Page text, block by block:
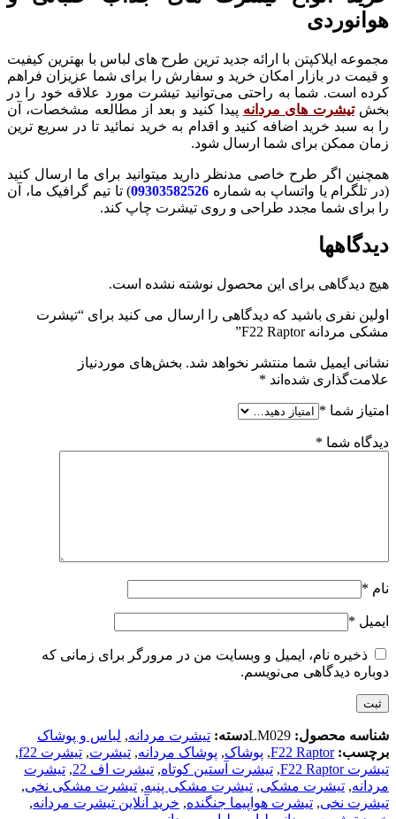
هوانوردی
مجموعه ایلاکپتن با ارائه جدید ترین طرح های لباس با بهترین کیفیت
و قیمت در بازار امکان خرید و سفارش را برای شما عزیزان فراهم
کرده است. شما به راحتی می‌توانید تیشرت مورد علاقه خود را در
بخشتیشرت های مردانه پیدا کنید و بعد از مطالعه مشخصات، آن
را به سبد خرید اضافه کنید و اقدام به خرید نمائید تا در سریع ترین
زمان ممکن برای شما ارسال شود.
همچنین اگر طرح خاصی مدنظر دارید میتوانید برای ما ارسال کنید
(در تلگرام یا واتساپ به شماره 09303582526) تا تیم گرافیک ما، آن
را برای شما مجدد طراحی و روی تیشرت چاپ کند.
دیدگاهها
هیچ دیدگاهی برای این محصول نوشته نشده است.
اولین نفری باشید که دیدگاهی را ارسال می کنید برای “تیشرت
مشکی مردانه F22 Raptor”
نشانی ایمیل شما منتشر نخواهد شد. بخش‌های موردنیاز
علامت‌گذاری شده‌اند *
امتیاز شما *
دیدگاه شما *
نام *
ایمیل *
ذخیره نام، ایمیل و وبسایت من در مرورگر برای زمانی که
دوباره دیدگاهی می‌نویسم.
شناسه محصول: LM029دسته: تیشرت مردانه, لباس و پوشاک
برچسب: F22 Raptor
, پوشاک, پوشاک مردانه, تیشرت, تیشرت f22
,
تیشرت F22 Raptor
, تیشرت آستین کوتاه, تیشرت اف 22 , تیشرت
مردانه, تیشرت مشکی, تیشرت مشکی پنبه, تیشرت مشکی نخی,
تیشرت نخی, تیشرت هواپیما جنگنده, خرید آنلاین تیشرت مردانه,